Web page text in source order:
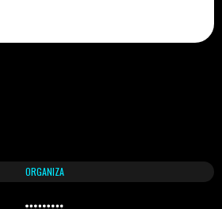
ORGANIZA